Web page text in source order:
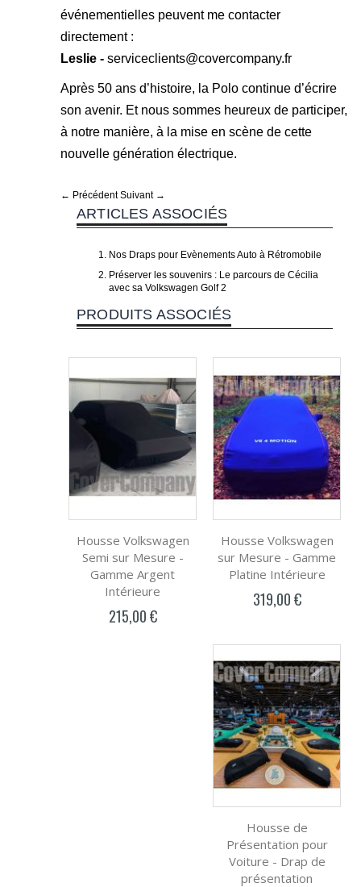
événementielles peuvent me contacter
directement :
Leslie - serviceclients@covercompany.fr
Après 50 ans d’histoire, la Polo continue d’écrire
son avenir. Et nous sommes heureux de participer,
à notre manière, à la mise en scène de cette
nouvelle génération électrique.
← Précédent Suivant →
ARTICLES ASSOCIÉS
Nos Draps pour Evènements Auto à Rétromobile
Préserver les souvenirs : Le parcours de Cécilia
avec sa Volkswagen Golf 2
PRODUITS ASSOCIÉS
Housse Volkswagen
Semi sur Mesure -
Gamme Argent
Intérieure
215,00 €
Housse Volkswagen
sur Mesure - Gamme
Platine Intérieure
319,00 €
Housse de
Présentation pour
Voiture - Drap de
présentation